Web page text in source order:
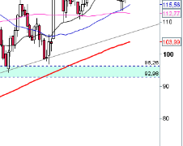
Shop
das
passende
Angebot.